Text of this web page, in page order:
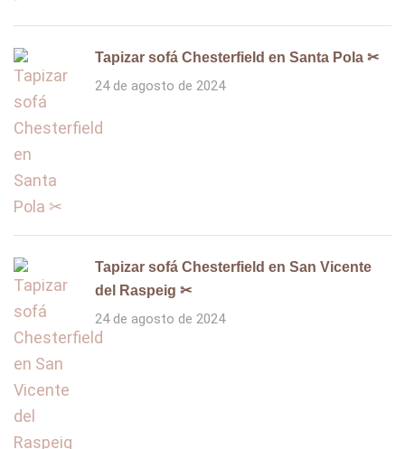
Tapizar sofá Chesterfield en Santa Pola ✂
24 de agosto de 2024
Tapizar sofá Chesterfield en San Vicente
del Raspeig ✂
24 de agosto de 2024